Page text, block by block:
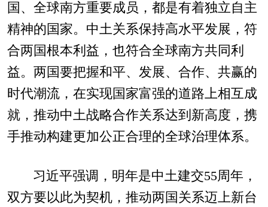
国、全球南方重要成员，都是有着独立自主
精神的国家。中土关系保持高水平发展，符
合两国根本利益，也符合全球南方共同利
益。两国要把握和平、发展、合作、共赢的
时代潮流，在实现国家富强的道路上相互成
就，推动中土战略合作关系达到新高度，携
手推动构建更加公正合理的全球治理体系。
习近平强调，明年是中土建交55周年，
双方要以此为契机，推动两国关系迈上新台